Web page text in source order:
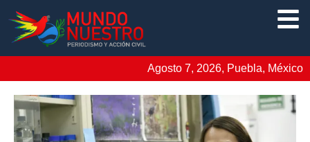
Agosto 7, 2026, Puebla, México